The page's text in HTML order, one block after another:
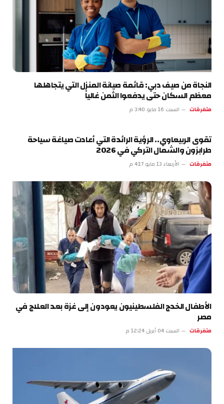
النجاة من صيف دبي: قائمة صيانة المنزل التي يتجاهلها
معظم السكان حتى يدفعوا الثمن غالياً
متفرقات السبت 16 مايو 3:40 م
تقوى الربيعاوي.. الرؤية الرائدة التي أعادت صياغة سياحة
طرابزون والشمال التركي في 2026
متفرقات الأربعاء 13 مايو 4:17 م
الأطفال الخدج الفلسطينيون يعودون إلى غزة بعد العلاج في
مصر
متفرقات السبت 04 أبريل 12:24 م